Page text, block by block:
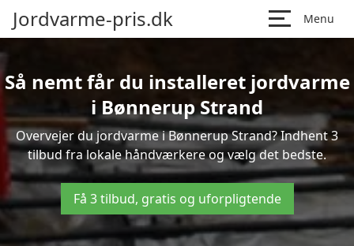
Jordvarme-pris.dk Menu
Så nemt får du installeret jordvarme
i Bønnerup Strand
Overvejer du jordvarme i Bønnerup Strand? Indhent 3
tilbud fra lokale håndværkere og vælg det bedste.
Få 3 tilbud, gratis og uforpligtende